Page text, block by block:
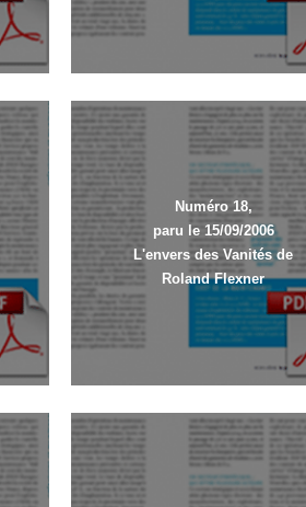
Numéro 18,
paru le 15/09/2006
L'envers des Vanités de
Roland Flexner